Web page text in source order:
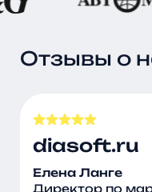
Отзывы о
diasoft.ru
Елена Ланге
Директор по